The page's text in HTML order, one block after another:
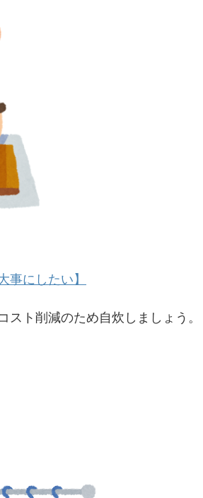
にしたい】
ト削減のため自炊しましょう。